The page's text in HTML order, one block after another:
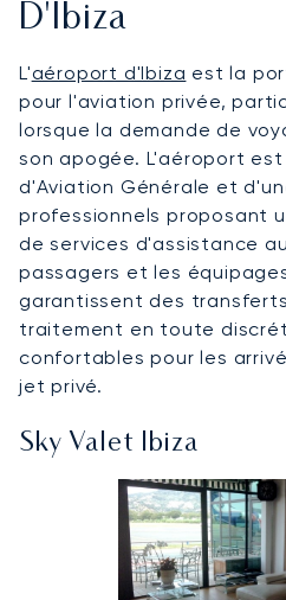
D'Ibiza
L'aéroport d'Ibiza est la
pour l'aviation privée,
lorsque la demande de
son apogée. L'aéroport
d'Aviation Générale et
professionnels proposant
de services d'assistance
passagers et les
garantissent des
traitement en toute
confortables pour les
jet privé.
Sky Valet Ibiza